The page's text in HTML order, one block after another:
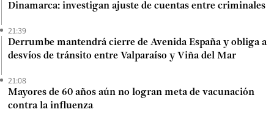
Dinamarca: investigan ajuste de cuentas entre criminales
21:39
Derrumbe mantendrá cierre de Avenida España y obliga a
desvíos de tránsito entre Valparaíso y Viña del Mar
21:08
Mayores de 60 años aún no logran meta de vacunación
contra la influenza